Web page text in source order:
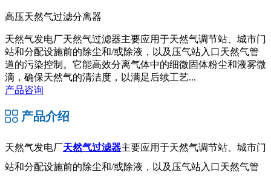
高压天然气过滤分离器
天然气发电厂天然气过滤器主要应用于天然气调节站、城市门
站和分配设施前的除尘和/或除液，以及压气站入口天然气管
道的污染控制。它能高效分离气体中的细微固体粉尘和液雾微
滴，确保天然气的清洁度，以满足后续工艺...
产品咨询
产品介绍
天然气发电厂 天然气过滤器主要应用于天然气调节站、城市门
站和分配设施前的除尘和/或除液，以及压气站入口天然气管